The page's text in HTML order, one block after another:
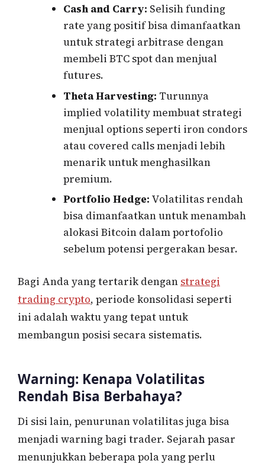
Cash and Carry: Selisih funding
rate yang positif bisa dimanfaatkan
untuk strategi arbitrase dengan
membeli BTC spot dan menjual
futures.
Theta Harvesting: Turunnya
implied volatility membuat strategi
menjual options seperti iron condors
atau covered calls menjadi lebih
menarik untuk menghasilkan
premium.
Portfolio Hedge: Volatilitas rendah
bisa dimanfaatkan untuk menambah
alokasi Bitcoin dalam portofolio
sebelum potensi pergerakan besar.
Bagi Anda yang tertarik dengan strategi
trading crypto, periode konsolidasi seperti
ini adalah waktu yang tepat untuk
membangun posisi secara sistematis.
Warning: Kenapa Volatilitas
Rendah Bisa Berbahaya?
Di sisi lain, penurunan volatilitas juga bisa
menjadi warning bagi trader. Sejarah pasar
menunjukkan beberapa pola yang perlu